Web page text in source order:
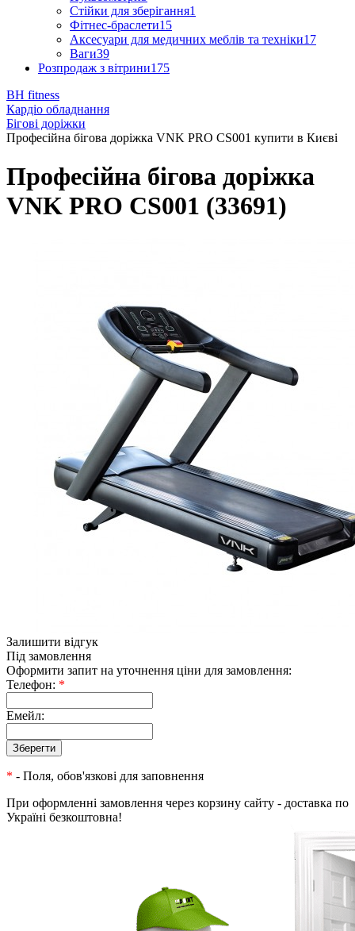
Стійки для зберігання1
Фітнес-браслети15
Аксесуари для медичних меблів та техніки17
Ваги39
Розпродаж з вітрини175
BH fitness
Кардіо обладнання
Бігові доріжки
Професійна бігова доріжка VNK PRO CS001 купити в Києві
Професійна бігова доріжка
VNK PRO CS001 (33691)
Залишити відгук
Під замовлення
Оформити запит на уточнення ціни для замовлення:
Телефон: *
Емейл:
* - Поля, обов'язкові для заповнення
При оформленні замовлення через корзину сайту - доставка по
Україні безкоштовна!